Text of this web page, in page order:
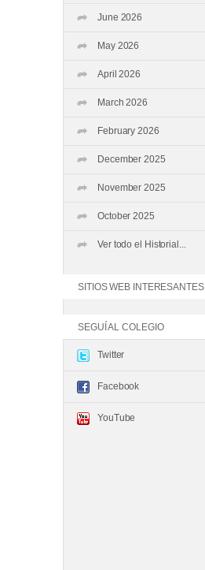
June 2026
May 2026
April 2026
March 2026
February 2026
December 2025
November 2025
October 2025
Ver todo el Historial...
SITIOS WEB INTERESANTES
SEGUÍ AL COLEGIO
Twitter
Facebook
YouTube